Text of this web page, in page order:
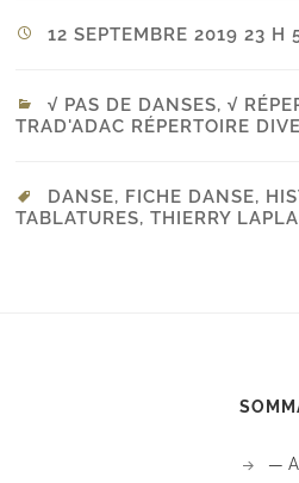
12 SEPTEMBRE 2019 23 H
√ PAS DE DANSES, √
TRAD'ADAC RÉPERTOIRE
DANSE, FICHE DANSE,
TABLATURES, THIERRY
—